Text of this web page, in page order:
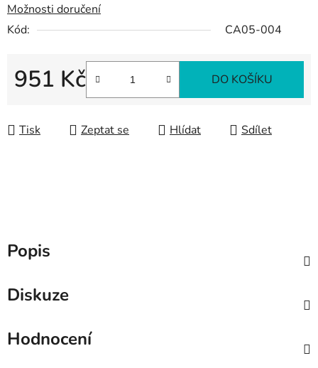
Možnosti doručení
Kód:
CA05-004
951 Kč DO KOŠÍKU
Tisk Zeptat se Hlídat Sdílet
Popis
Diskuze
Hodnocení